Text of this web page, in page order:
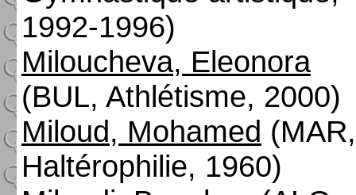
1992-1996)
Miloucheva, Eleonora
(BUL, Athlétisme, 2000)
Miloud, Mohamed (MAR,
Haltérophilie, 1960)